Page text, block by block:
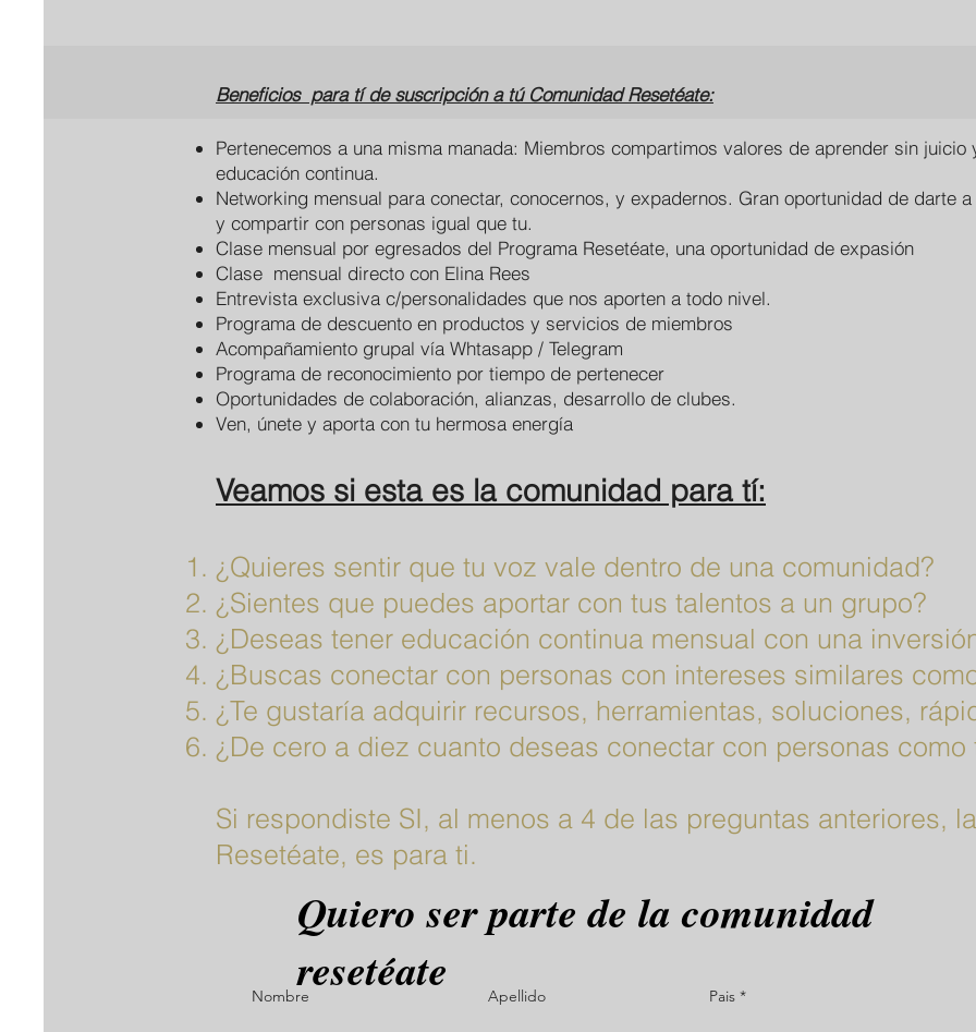
Beneficios para tí de suscripción a tú Comunidad Resetéate:
Pertenecemos a una misma manada: Miembros compartimos valores de aprender sin juicio
educación continua.
Networking mensual para conectar, conocernos, y expadernos. Gran oportunidad de darte
y compartir con personas igual que tu.
Clase mensual por egresados del Programa Resetéate, una oportunidad de expasión
Clase mensual directo con Elina Rees
Entrevista exclusiva c/personalidades que nos aporten a todo nivel.
Programa de descuento en productos y servicios de miembros
Acompañamiento grupal vía Whtasapp / Telegram
Programa de reconocimiento por tiempo de pertenecer
Oportunidades de colaboración, alianzas, desarrollo de clubes.
Ven, únete y aporta con tu hermosa energía
Veamos si esta es la comunidad para tí:
¿Quieres sentir que tu voz vale dentro de una comunidad?
¿Sientes que puedes aportar con tus talentos a un grupo?
¿Deseas tener educación continua mensual con una
¿Buscas conectar con personas con intereses similares
¿Te gustaría adquirir recursos, herramientas, soluciones,
¿De cero a diez cuanto deseas conectar con personas como
Si respondiste SI, al menos a 4 de las preguntas anteriores,
Resetéate, es para ti.
Quiero ser parte de la comunidad
resetéate
Nombre Apellido Pais